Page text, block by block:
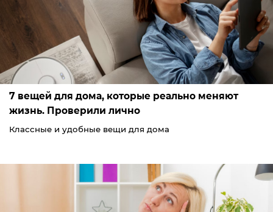
7 вещей для дома, которые реально меняют
жизнь. Проверили лично
Классные и удобные вещи для дома